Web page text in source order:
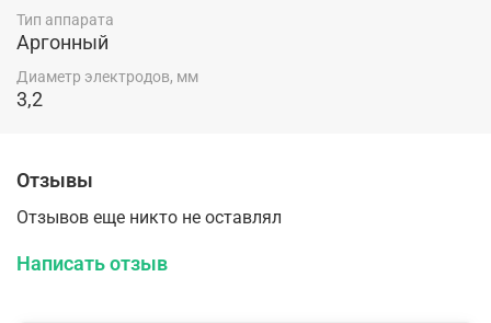
Тип аппарата
Аргонный
Диаметр электродов, мм
3,2
Отзывы
Отзывов еще никто не оставлял
Написать отзыв